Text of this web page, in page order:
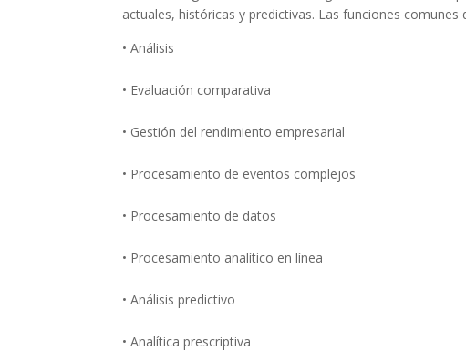
actuales, históricas y predictivas. Las funciones comunes
• Análisis
• Evaluación comparativa
• Gestión del rendimiento empresarial
• Procesamiento de eventos complejos
• Procesamiento de datos
• Procesamiento analítico en línea
• Análisis predictivo
• Analítica prescriptiva